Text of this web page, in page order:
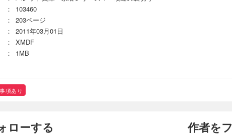
：
103460
：
203ページ
：
2011年03月01日
：
XMDF
： 1MB
項あり
ローする 作者を